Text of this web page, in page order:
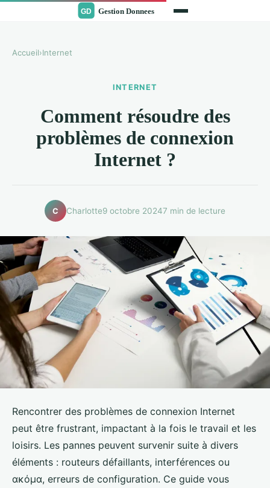
Accueil›Internet
INTERNET
Comment résoudre des
problèmes de connexion
Internet ?
C Charlotte9 octobre 20247 min de lecture
Rencontrer des problèmes de connexion Internet
peut être frustrant, impactant à la fois le travail et les
loisirs. Les pannes peuvent survenir suite à divers
éléments : routeurs défaillants, interférences ou
ακόμα, erreurs de configuration. Ce guide vous